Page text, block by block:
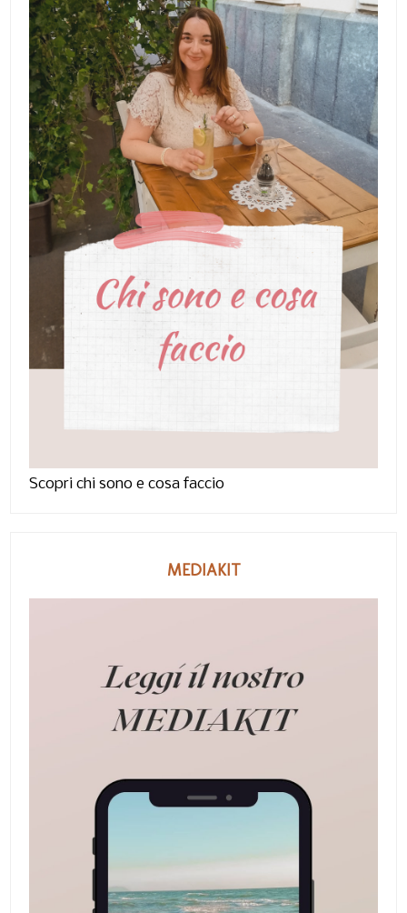
Scopri chi sono e cosa faccio
MEDIAKIT